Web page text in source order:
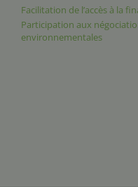
Facilitation de l’accès à la
Participation aux
environnementales